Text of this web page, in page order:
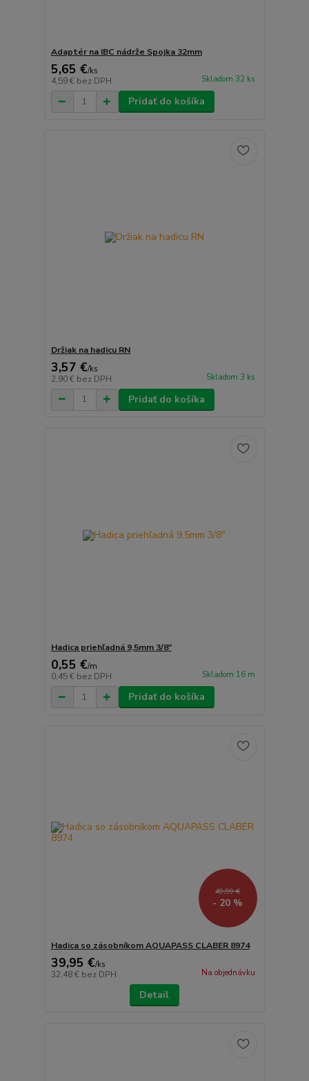
Adaptér na IBC nádrže Spojka 32mm
5,65 €/ks
4,59 € bez DPH Skladom 32 ks
Pridať do košíka
Držiak na hadicu RN
3,57 €/ks
2,90 € bez DPH Skladom 3 ks
Pridať do košíka
Hadica priehľadná 9,5mm 3/8"
0,55 €/m
0,45 € bez DPH Skladom 16 m
Pridať do košíka
49,99 €
- 20 %
Hadica so zásobníkom AQUAPASS CLABER 8974
39,95 €/ks
32,48 € bez DPH Na objednávku
Detail